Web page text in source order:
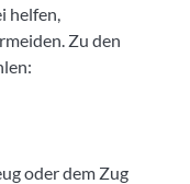
helfen,
Zu den
oder dem Zug